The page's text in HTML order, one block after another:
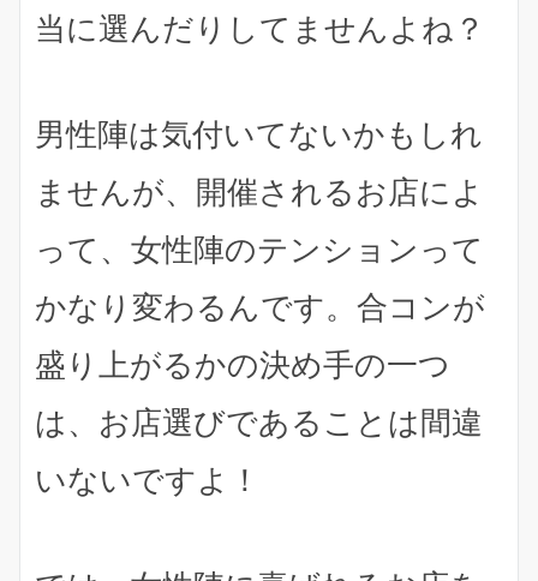
当に選んだりしてませんよね？
男性陣は気付いてないかもしれ
ませんが、 開催されるお店によ
って、女性陣のテンションって
かなり変わる んです。合コンが
盛り上がるかの決め手の一つ
は、お店選びであることは間違
いないですよ！